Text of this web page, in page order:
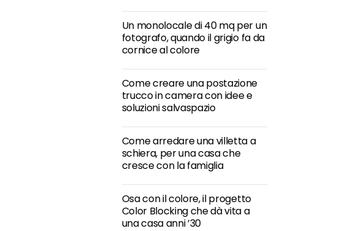
Un monolocale di 40 mq per un
fotografo, quando il grigio fa da
cornice al colore
Come creare una postazione
trucco in camera con idee e
soluzioni salvaspazio
Come arredare una villetta a
schiera, per una casa che
cresce con la famiglia
Osa con il colore, il progetto
Color Blocking che dà vita a
una casa anni ’30